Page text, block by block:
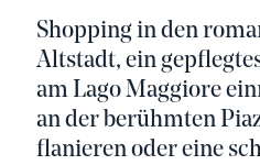
Shopping in den
Altstadt, ein
am Lago Maggiore
an der berühmten
flanieren oder eine